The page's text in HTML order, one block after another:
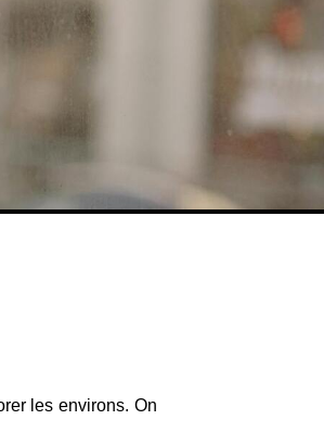
les environs. On